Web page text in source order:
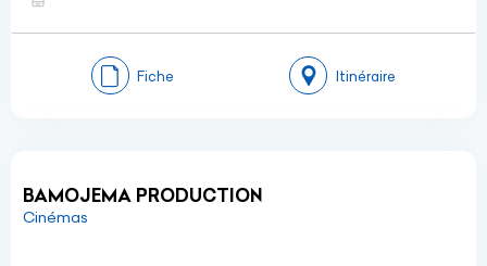
Fiche Itinéraire
BAMOJEMA PRODUCTION
Cinémas